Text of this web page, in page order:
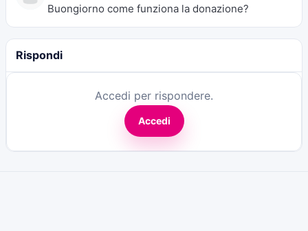
Buongiorno come funziona la donazione?
Rispondi
Accedi per rispondere.
Accedi